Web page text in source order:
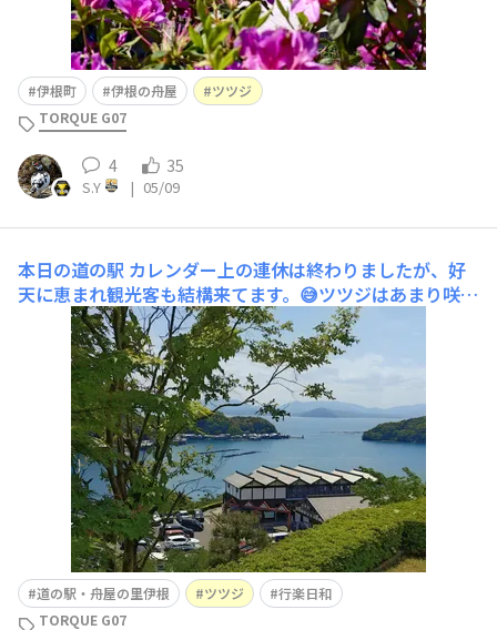
伊根町 伊根の舟屋
ツツジ
TORQUE G07
4 35
S.Y | 05/09
本日の道の駅 カレンダー上の連休は終わりましたが、好
天に恵まれ観光客も結構来てます。😅ツツジはあまり咲か
ずに終わった感が…。😰2018.4.26のツツジ以前は階段脇
にびっしり咲いてたんですけどね。😥老木になったため
か花芽を鳥🐦️に食べられたためか。🙄
道の駅・舟屋の里伊根 ツツジ
行楽日和
TORQUE G07